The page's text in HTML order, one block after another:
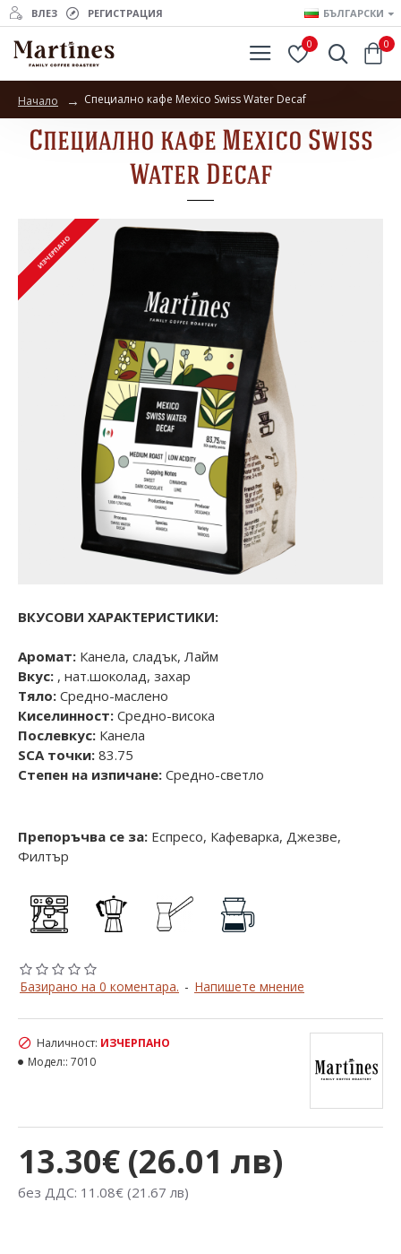
ВЛЕЗ РЕГИСТРАЦИЯ БЪЛГАРСКИ
0 0
Начало Специално кафе Mexico Swiss Water Decaf
Специално кафе Mexico Swiss
Water Decaf
ИЗЧЕРПАНО
ИЗЧЕРПАНО
ВКУСОВИ ХАРАКТЕРИСТИКИ:
Аромат: Канела, сладък, Лайм
Вкус: , нат.шоколад, захар
Тяло: Средно-маслено
Киселинност: Средно-висока
Послевкус: Канела
SCA точки: 83.75
Степен на изпичане: Средно-светло
Препоръчва се за: Еспресо, Кафеварка, Джезве,
Филтър
Базирано на 0 коментара. - Напишете мнение
13.30€ (26.01 лв)
без ДДС: 11.08€ (21.67 лв)
Наличност: ИЗЧЕРПАНО
Модел:: 7010